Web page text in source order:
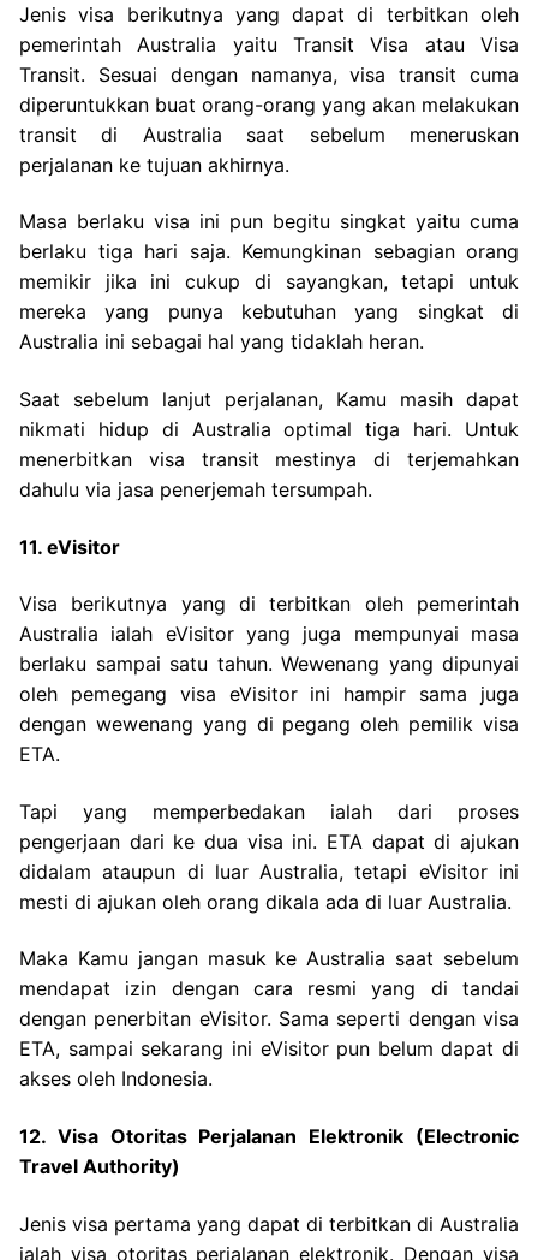
Jenis visa berikutnya yang dapat di terbitkan oleh
pemerintah Australia yaitu Transit Visa atau Visa
Transit. Sesuai dengan namanya, visa transit cuma
diperuntukkan buat orang-orang yang akan melakukan
transit di Australia saat sebelum meneruskan
perjalanan ke tujuan akhirnya.
Masa berlaku visa ini pun begitu singkat yaitu cuma
berlaku tiga hari saja. Kemungkinan sebagian orang
memikir jika ini cukup di sayangkan, tetapi untuk
mereka yang punya kebutuhan yang singkat di
Australia ini sebagai hal yang tidaklah heran.
Saat sebelum lanjut perjalanan, Kamu masih dapat
nikmati hidup di Australia optimal tiga hari. Untuk
menerbitkan visa transit mestinya di terjemahkan
dahulu via jasa penerjemah tersumpah.
11. eVisitor
Visa berikutnya yang di terbitkan oleh pemerintah
Australia ialah eVisitor yang juga mempunyai masa
berlaku sampai satu tahun. Wewenang yang dipunyai
oleh pemegang visa eVisitor ini hampir sama juga
dengan wewenang yang di pegang oleh pemilik visa
ETA.
Tapi yang memperbedakan ialah dari proses
pengerjaan dari ke dua visa ini. ETA dapat di ajukan
didalam ataupun di luar Australia, tetapi eVisitor ini
mesti di ajukan oleh orang dikala ada di luar Australia.
Maka Kamu jangan masuk ke Australia saat sebelum
mendapat izin dengan cara resmi yang di tandai
dengan penerbitan eVisitor. Sama seperti dengan visa
ETA, sampai sekarang ini eVisitor pun belum dapat di
akses oleh Indonesia.
12. Visa Otoritas Perjalanan Elektronik (Electronic
Travel Authority)
Jenis visa pertama yang dapat di terbitkan di Australia
ialah visa otoritas perjalanan elektronik. Dengan visa